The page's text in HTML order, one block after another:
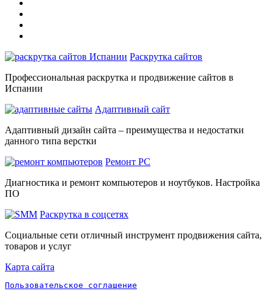
Раскрутка сайтов
Профессиональная раскрутка и продвижение сайтов в
Испании
Адаптивный сайт
Адаптивный дизайн сайта – преимущества и недостатки
данного типа верстки
Ремонт PC
Диагностика и ремонт компьютеров и ноутбуков. Настройка
ПО
Раскрутка в соцсетях
Социальные сети отличный инструмент продвижения сайта,
товаров и услуг
Карта сайта
Пользовательское соглашение